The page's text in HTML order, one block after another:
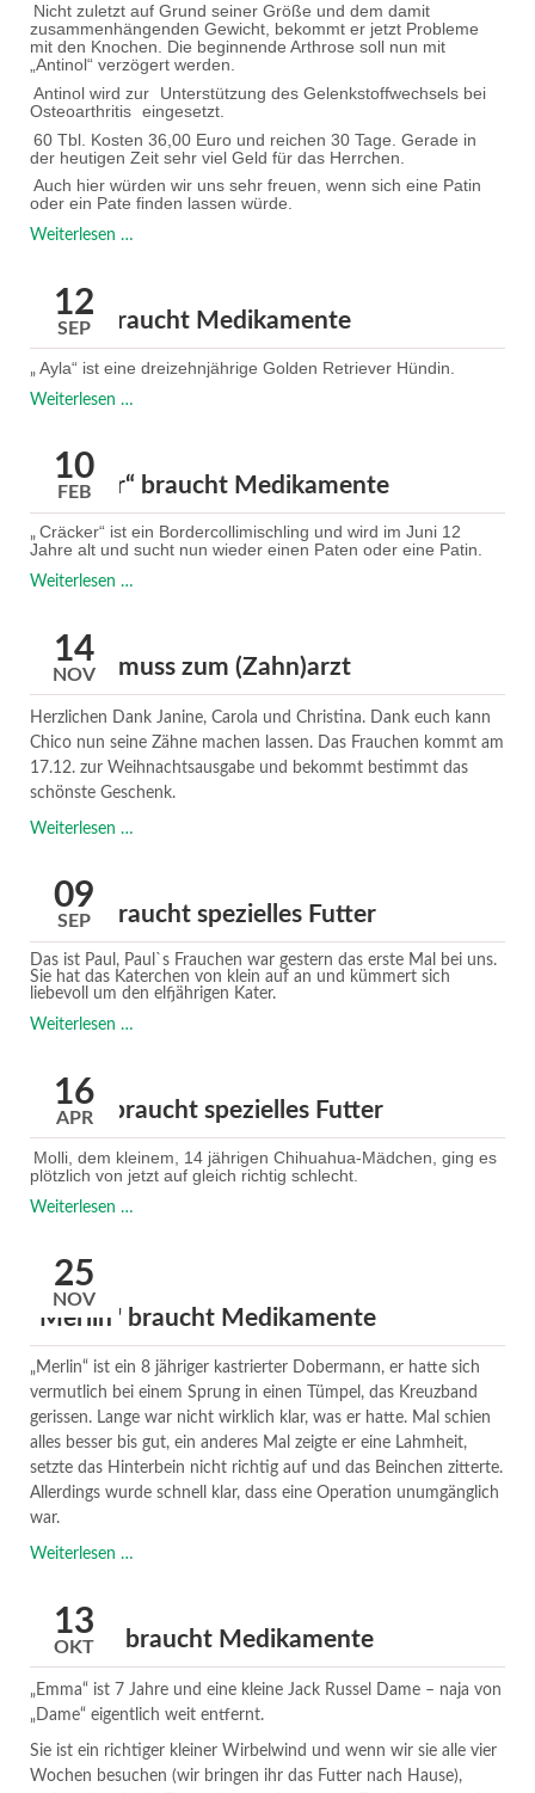
Nicht zuletzt auf Grund seiner Größe und dem damit
zusammenhängenden Gewicht, bekommt er jetzt Probleme
mit den Knochen. Die beginnende Arthrose soll nun mit
„Antinol“ verzögert werden.
Antinol wird zur
Unterstützung des Gelenkstoffwechsels bei
Osteoarthritis eingesetzt.
60 Tbl. Kosten 36,00 Euro und reichen 30 Tage. Gerade in
der heutigen Zeit sehr viel Geld für das Herrchen.
Auch hier würden wir uns sehr freuen, wenn sich eine Patin
oder ein Pate finden lassen würde.
Weiterlesen …King
12
SEP
"Ayla" braucht Medikamente
„ Ayla“ ist eine dreizehnjährige Golden Retriever Hündin.
Weiterlesen …
10
FEB
„Cräcker“ braucht Medikamente
„ Cräcker“ ist ein Bordercollimischling und wird im Juni 12
Jahre alt und sucht nun wieder einen Paten oder eine Patin.
Weiterlesen …„Cräcker“
14
NOV
"Chico" muss zum (Zahn)arzt
Herzlichen Dank Janine, Carola und Christina. Dank euch kann
Chico nun seine Zähne machen lassen. Das Frauchen kommt am
17.12. zur Weihnachtsausgabe und bekommt bestimmt das
schönste Geschenk.
Weiterlesen …
(Zahn)arzt
09
SEP
"Paul" braucht spezielles Futter
Das ist Paul, Paul`s Frauchen war gestern das erste Mal bei uns.
Sie hat das Katerchen von klein auf an und kümmert sich
liebevoll um den elfjährigen Kater.
Weiterlesen …"Paul"
Futter
16
APR
"Molli" braucht spezielles Futter
Molli, dem kleinem, 14 jährigen Chihuahua-Mädchen, ging es
plötzlich von jetzt auf gleich richtig schlecht.
Weiterlesen …
25
NOV
"Merlin" braucht Medikamente
„Merlin“ ist ein 8 jähriger kastrierter Dobermann, er hatte sich
vermutlich bei einem Sprung in einen Tümpel, das Kreuzband
gerissen. Lange war nicht wirklich klar, was er hatte. Mal schien
alles besser bis gut, ein anderes Mal zeigte er eine Lahmheit,
setzte das Hinterbein nicht richtig auf und das Beinchen zitterte.
Allerdings wurde schnell klar, dass eine Operation unumgänglich
war.
Weiterlesen …"Merlin"
13
OKT
"Emma" braucht Medikamente
„Emma“ ist 7 Jahre und eine kleine Jack Russel Dame – naja von
„Dame“ eigentlich weit entfernt.
Sie ist ein richtiger kleiner Wirbelwind und wenn wir sie alle vier
Wochen besuchen (wir bringen ihr das Futter nach Hause),